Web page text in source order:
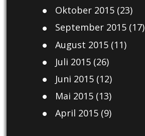
Oktober 2015(23)
September 2015(17)
August 2015(11)
Juli 2015(26)
Juni 2015(12)
Mai 2015(13)
April 2015(9)